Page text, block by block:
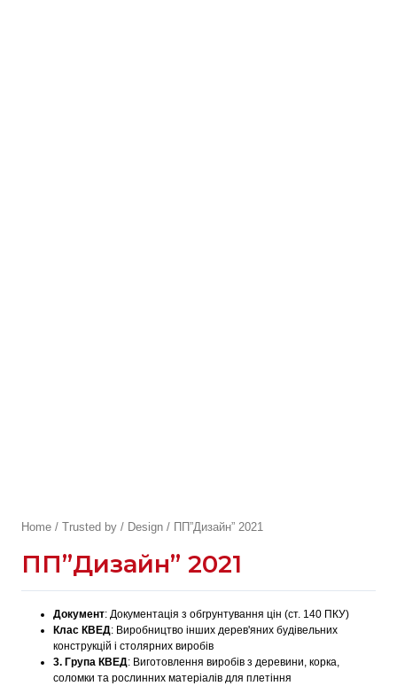
Home /Trusted by / Design / ПП”Дизайн” 2021
ПП”Дизайн” 2021
Документ:Документація з обгрунтування цін (ст. 140 ПКУ)
Клас КВЕД: Виробництво інших дерев'яних будівельних
конструкцій і столярних виробів
3. Група КВЕД: Виготовлення виробів з деревини, корка,
соломки та рослинних матеріалів для плетіння